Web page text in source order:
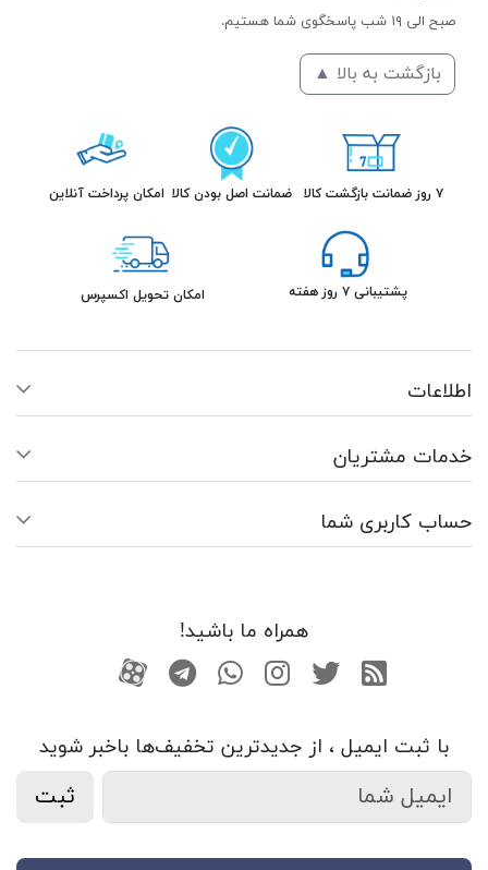
صبح الی ۱۹ شب پاسخگوی شما هستیم.
بازگشت به بالا ▲
۷ روز ضمانت بازگشت کالا ضمانت اصل بودن کالا امکان پرداخت آنلاین
پشتیبانی ۷ روز هفته امکان تحویل اکسپرس
اطلاعات
خدمات مشتریان
حساب کاربری شما
همراه ما باشید!
RSS توییتراینستاگرام
واتساپتلگرامآپارات
با ثبت ایمیل ، از جدید‌ترین تخفیف‌ها با‌خبر شوید
ثبت